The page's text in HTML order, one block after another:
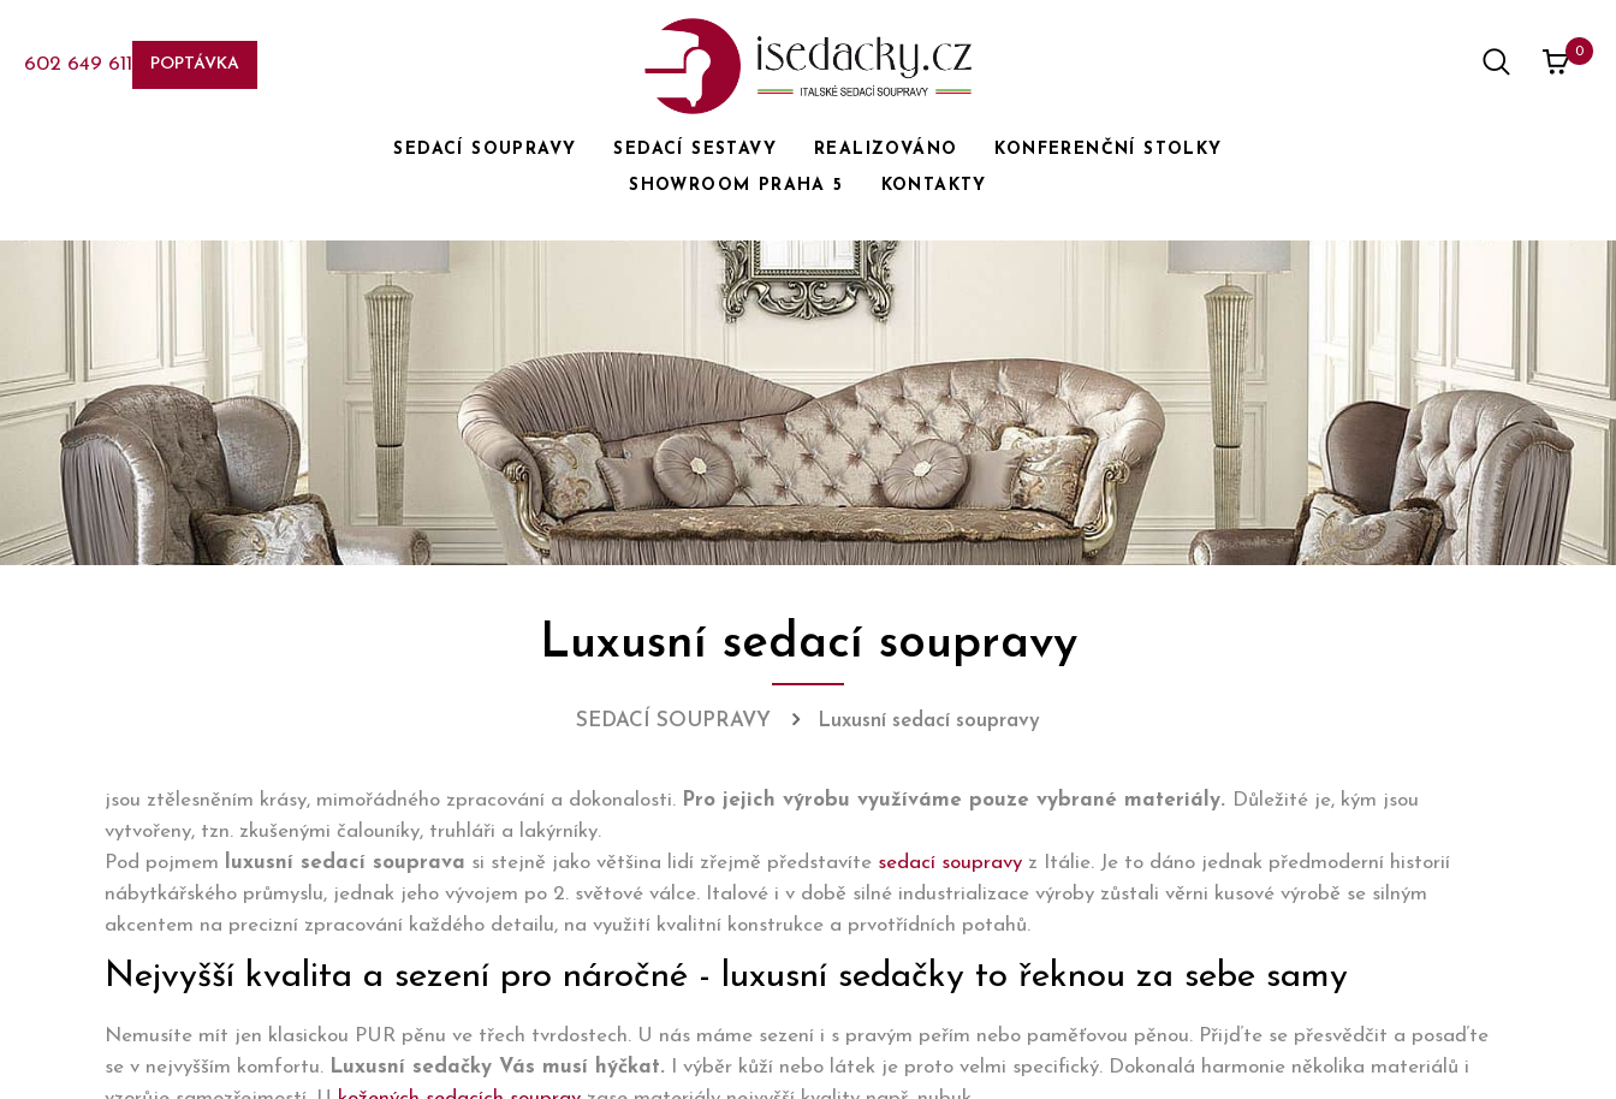
602 649 611 POPTÁVKA
SEDACÍ SOUPRAVY SEDACÍ SESTAVY REALIZOVÁNO
KONFERENČNÍ STOLKY
SHOWROOM PRAHA 5
KONTAKTY
0
Luxusní sedací soupravy
SEDACÍ SOUPRAVY Luxusní sedací soupravy
jsou ztělesněním krásy, mimořádného zpracování a dokonalosti. Pro jejich výrobu využíváme pouze vybrané materiály. Důležité je, kým jsou
vytvořeny, tzn. zkušenými čalouníky, truhláři a lakýrníky.
Pod pojmem
luxusní sedací souprava si stejně jako většina lidí zřejmě představíte sedací soupravy z Itálie. Je to dáno jednak předmoderní historií
nábytkářského průmyslu, jednak jeho vývojem po 2. světové válce. Italové i v době silné industrializace výroby zůstali věrni kusové výrobě se silným
akcentem na precizní zpracování každého detailu, na využití kvalitní konstrukce a prvotřídních potahů.
Nejvyšší kvalita a sezení pro náročné - luxusní sedačky to řeknou za sebe samy
Nemusíte mít jen klasickou PUR pěnu ve třech tvrdostech. U nás máme sezení i s pravým peřím nebo paměťovou pěnou. Přijďte se přesvědčit a posaďte
se v nejvyšším komfortu. Luxusní sedačky Vás musí hýčkat. I výběr kůží nebo látek je proto velmi specifický. Dokonalá harmonie několika materiálů i